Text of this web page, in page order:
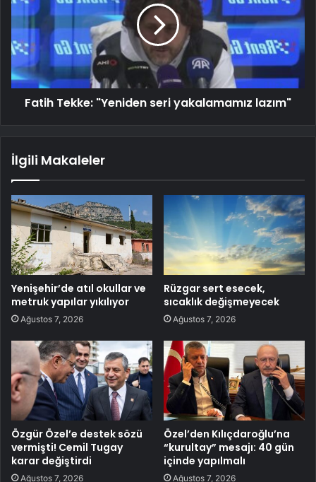
Fatih Tekke: "Yeniden seri yakalamamız lazım"
İlgili Makaleler
Yenişehir’de atıl okullar ve
metruk yapılar yıkılıyor
Ağustos 7, 2026
Rüzgar sert esecek,
sıcaklık değişmeyecek
Ağustos 7, 2026
Özgür Özel’e destek sözü
vermişti! Cemil Tugay
karar değiştirdi
Ağustos 7, 2026
Özel’den Kılıçdaroğlu’na
“kurultay” mesajı: 40 gün
içinde yapılmalı
Ağustos 7, 2026